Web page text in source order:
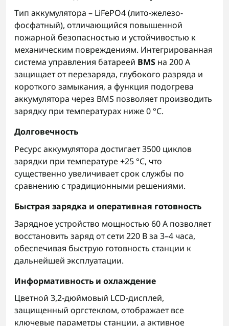
Тип аккумулятора – LiFePO4 (лито-железо-
фосфатный), отличающийся повышенной
пожарной безопасностью и устойчивостью к
механическим повреждениям. Интегрированная
система управления батареей BMS на 200 А
защищает от перезаряда, глубокого разряда и
короткого замыкания, а функция подогрева
аккумулятора через BMS позволяет производить
зарядку при температурах ниже 0 °C.
Долговечность
Ресурс аккумулятора достигает 3500 циклов
зарядки при температуре +25 °C, что
существенно увеличивает срок службы по
сравнению с традиционными решениями.
Быстрая зарядка и оперативная готовность
Зарядное устройство мощностью 60 А позволяет
восстановить заряд от сети 220 В за 3–4 часа,
обеспечивая быструю готовность станции к
дальнейшей эксплуатации.
Информативность и охлаждение
Цветной 3,2-дюймовый LCD-дисплей,
защищенный оргстеклом, отображает все
ключевые параметры станции, а активное